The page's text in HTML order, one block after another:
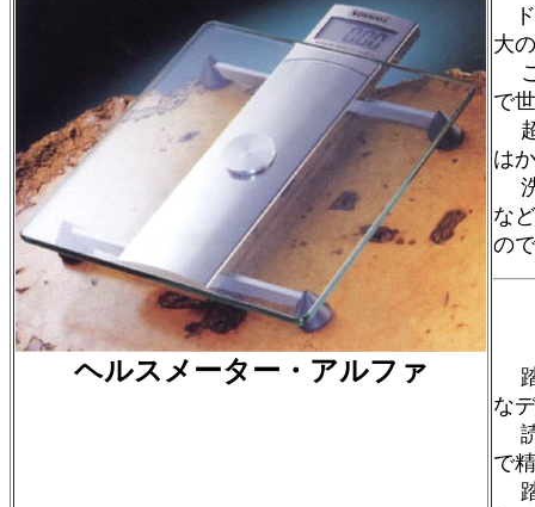
ヘルスメーター・アルファ
ド
大
こ
で
超
は
洗
な
の
踏
な
読
で
踏